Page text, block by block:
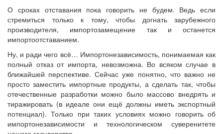
О сроках отставания пока говорить не будем. Ведь если
стремиться только к тому, чтобы догнать зарубежного
производителя, импортозамещение так и останется
импортоотставанием.
Ну, и ради чего всё… Импортонезависимость, понимаемая как
полный отказ от импорта, невозможна. Во всяком случае в
ближайшей перспективе. Сейчас уже понятно, что важно не
просто заместить импортные продукты, а сделать так, чтобы
отечественные разработки можно было массово внедрять и
тиражировать (в идеале они ещё должны иметь экспортный
потенциал). Только при таких условиях можно говорить об
импортонезависимости и технологическом суверенитете